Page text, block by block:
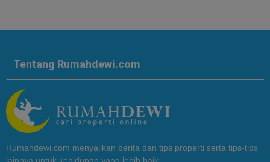
Tentang Rumahdewi.com
Rumahdewi.com menyajikan berita dan tips properti serta tips-tips